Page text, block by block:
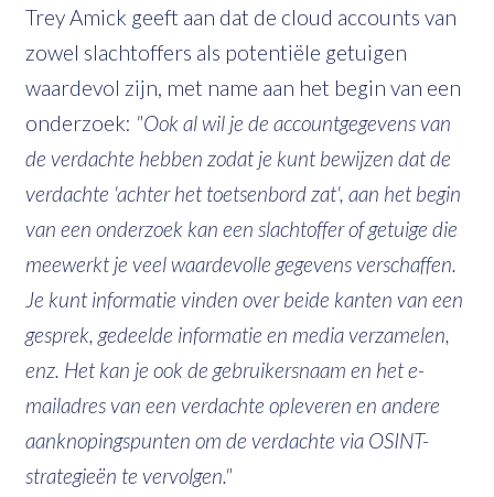
Trey Amick geeft aan dat de cloud accounts van
zowel slachtoffers als potentiële getuigen
waardevol zijn, met name aan het begin van een
onderzoek: "Ook al wil je de accountgegevens van
de verdachte hebben zodat je kunt bewijzen dat de
verdachte 'achter het toetsenbord zat', aan het begin
van een onderzoek kan een slachtoffer of getuige die
meewerkt je veel waardevolle gegevens verschaffen.
Je kunt informatie vinden over beide kanten van een
gesprek, gedeelde informatie en media verzamelen,
enz. Het kan je ook de gebruikersnaam en het e-
mailadres van een verdachte opleveren en andere
aanknopingspunten om de verdachte via OSINT-
strategieën te vervolgen."